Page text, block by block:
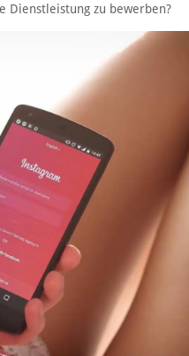
zu bewerben?